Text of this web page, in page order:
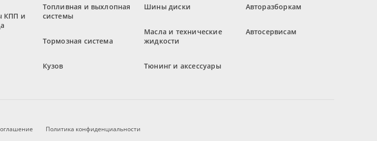
КПП и
Топливная и выхлопная
системы
Тормозная система
Кузов
Шины диски
Масла и технические
жидкости
Тюнинг и аксессуары
Авторазборкам
Автосервисам
Политика конфиденциальности